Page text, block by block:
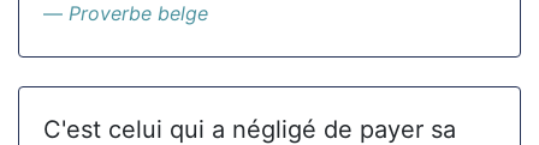
Proverbe belge
C'est celui qui a négligé de payer sa